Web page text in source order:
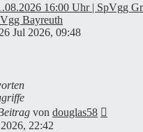
16:00 Uhr | SpVgg
Bayreuth
26 Jul 2026, 09:48
von douglas58
22:42